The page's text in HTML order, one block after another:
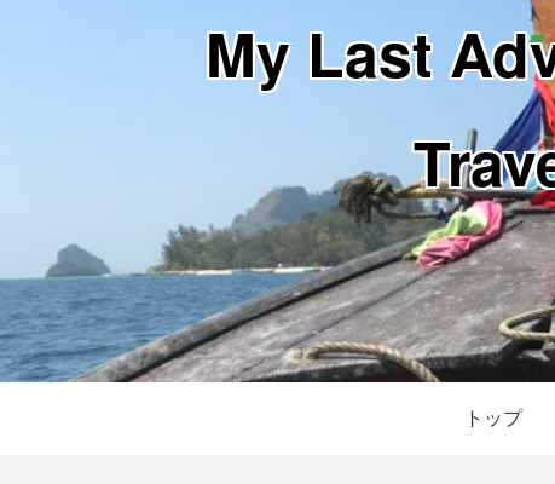
My Last
トップ